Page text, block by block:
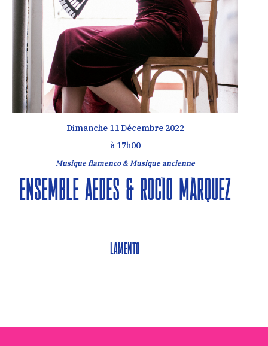
Dimanche 11 Décembre 2022
à 17h00
Musique flamenco & Musique ancienne
Ensemble Aedes & Rocío Márquez
Lamento